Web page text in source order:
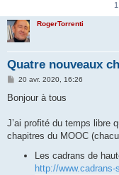
RogerTorrenti
Quatre nouveaux
M
s
g
20 avr. 2020, 16:26
Bonjour à tous
J’ai profité du temps libre
chapitres du MOOC
Les cadrans de
http://